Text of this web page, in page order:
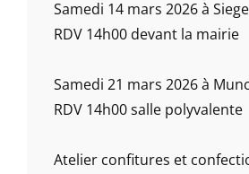
Samedi 14 mars 2026 à
RDV 14h00 devant la mairie
Samedi 21 mars 2026 à
RDV 14h00 salle polyvalente
Atelier confitures et